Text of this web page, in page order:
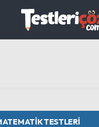
TESTLERI